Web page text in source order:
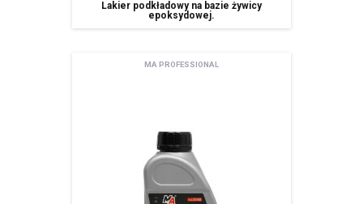
Lakier podkładowy na bazie żywicy
epoksydowej.
MA PROFESSIONAL